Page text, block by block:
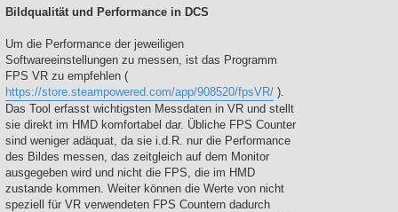
Bildqualität und Performance in DCS
Um die Performance der jeweiligen
Softwareeinstellungen zu messen, ist das Programm
FPS VR zu empfehlen (
https://store.steampowered.com/app/908520/fpsVR/ ).
Das Tool erfasst wichtigsten Messdaten in VR und stellt
sie direkt im HMD komfortabel dar. Übliche FPS Counter
sind weniger adäquat, da sie i.d.R. nur die Performance
des Bildes messen, das zeitgleich auf dem Monitor
ausgegeben wird und nicht die FPS, die im HMD
zustande kommen. Weiter können die Werte von nicht
speziell für VR verwendeten FPS Countern dadurch